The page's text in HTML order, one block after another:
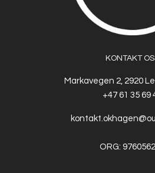
KONTAKT
Markavegen 2, 2920
+47 61 35 69
ORG: